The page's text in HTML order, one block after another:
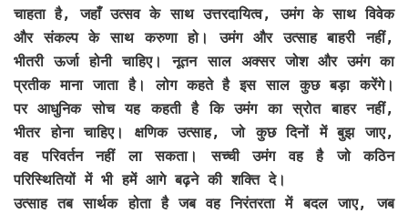
चाहता है, जहाँ उत्सव के साथ उत्तरदायित्व, उमंग के साथ विवेक
और संकल्प के साथ करुणा हो। उमंग और उत्साह बाहरी नहीं,
भीतरी ऊर्जा होनी चाहिए। नूतन साल अक्सर जोश और उमंग का
प्रतीक माना जाता है। लोग कहते है इस साल कुछ बड़ा करेंगे।
पर आधुनिक सोच यह कहती है कि उमंग का स्रोत बाहर नहीं,
भीतर होना चाहिए। क्षणिक उत्साह, जो कुछ दिनों में बुझ जाए,
वह परिवर्तन नहीं ला सकता। सच्ची उमंग वह है जो कठिन
परिस्थितियों में भी हमें आगे बढ़ने की शक्ति दे।
उत्साह तब सार्थक होता है जब वह निरंतरता में बदल जाए, जब